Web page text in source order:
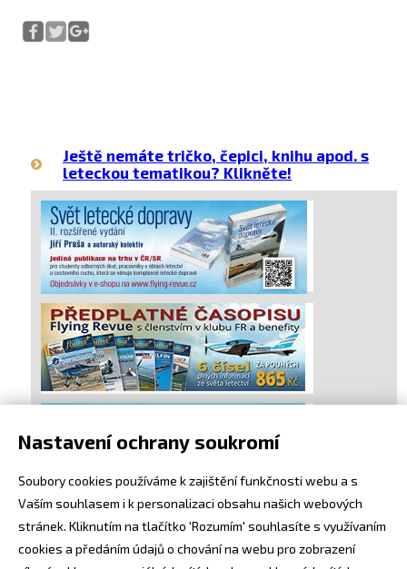
Ještě nemáte tričko, čepici, knihu apod. s
leteckou tematikou? Klikněte!
Nastavení ochrany soukromí
Soubory cookies používáme k zajištění funkčnosti webu a s
Vaším souhlasem i k personalizaci obsahu našich webových
stránek. Kliknutím na tlačítko 'Rozumím' souhlasíte s využívaním
cookies a předáním údajů o chování na webu pro zobrazení